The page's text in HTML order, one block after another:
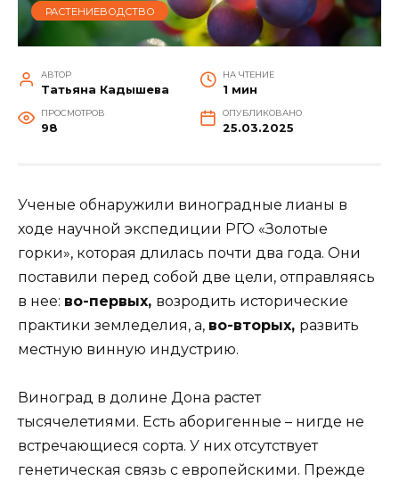
РАСТЕНИЕВОДСТВО
АВТОР
Татьяна Кадышева
НА ЧТЕНИЕ
1 мин
ПРОСМОТРОВ
98
ОПУБЛИКОВАНО
25.03.2025
Ученые обнаружили виноградные лианы в
ходе научной экспедиции РГО «Золотые
горки», которая длилась почти два года. Они
поставили перед собой две цели, отправляясь
в нее: во-первых, возродить исторические
практики земледелия, а, во-вторых, развить
местную винную индустрию.
Виноград в долине Дона растет
тысячелетиями. Есть аборигенные – нигде не
встречающиеся сорта. У них отсутствует
генетическая связь с европейскими. Прежде